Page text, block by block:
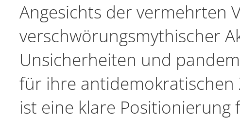
Angesichts der vermehrten
verschwörungsmythischer
Unsicherheiten und
für ihre antidemokratischen
ist eine klare